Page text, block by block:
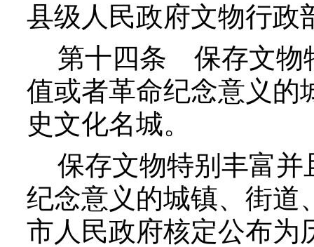
县级人民政府文物行政
第十四条 保存文物
值或者革命纪念意义的
史文化名城。
保存文物特别丰富并
纪念意义的城镇、街道
市人民政府核定公布为